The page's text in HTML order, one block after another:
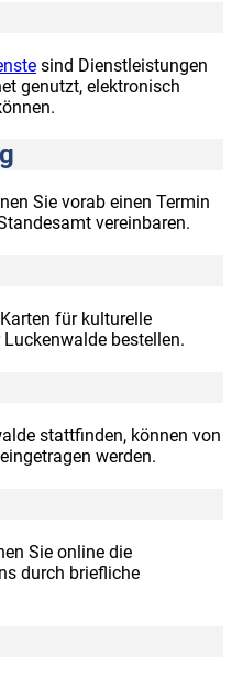
sind Dienstleistungen
genutzt, elektronisch
Sie vorab einen Termin
vereinbaren.
für kulturelle
bestellen.
stattfinden, können von
werden.
Sie online die
durch briefliche